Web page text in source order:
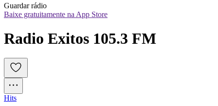
Guardar rádio
Baixe gratuitamente na App Store
Radio Exitos 105.3 FM
Hits